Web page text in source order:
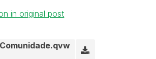
in original post